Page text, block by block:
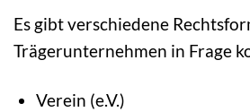
Es gibt verschiedene
Trägerunternehmen in Frage
Verein (e.V.)